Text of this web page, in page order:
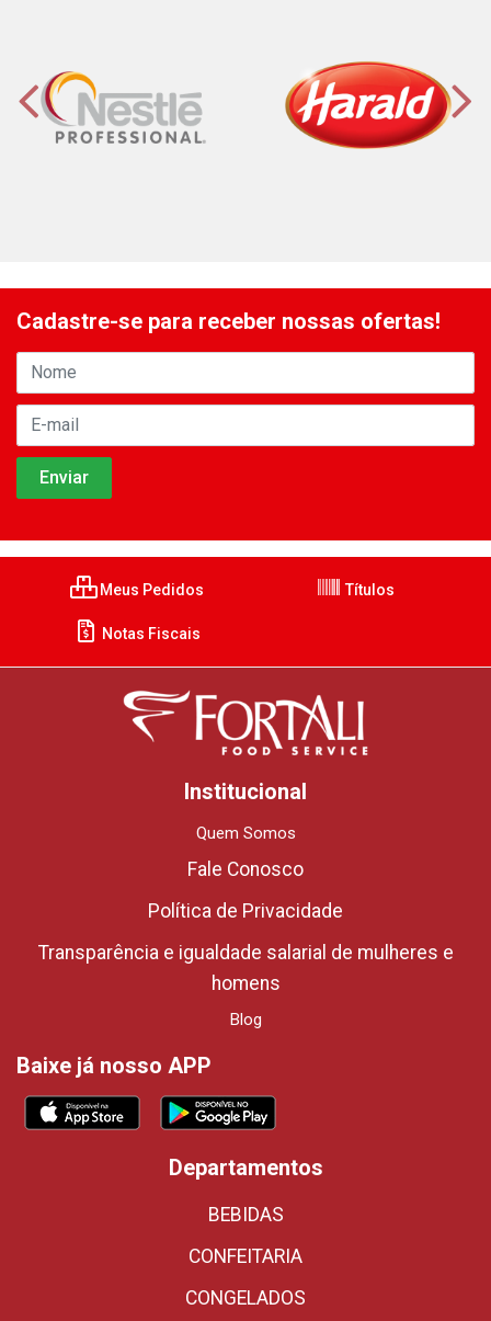
Cadastre-se para receber nossas ofertas!
Meus Pedidos Títulos
Notas Fiscais
Institucional
Quem Somos
Fale Conosco
Política de Privacidade
Transparência e igualdade salarial de mulheres e
homens
Blog
Baixe já nosso APP
Departamentos
BEBIDAS
CONFEITARIA
CONGELADOS